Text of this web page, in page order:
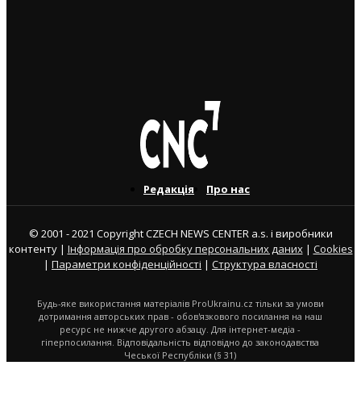
Редакція Про нас
© 2001 - 2021 Copyright CZECH NEWS CENTER a.s. і виробники
контенту | Інформація про обробку персональних даних| Cookies
| Параметри конфіденційності | Структура власності
Будь-яке використання матеріалів ProUkrainu.cz тільки за умови
дотримання авторських прав - обов'язкового посилання на наш
ресурс не нижче другого абзацу. Для інтернет-медіа -
гіперпосилання. Відповідальність відповідно до законодавства
Чеської Республіки (§ 31)